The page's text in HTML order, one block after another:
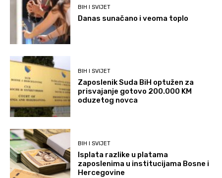
BIH I SVIJET
Danas sunačano i veoma toplo
BIH I SVIJET
Zaposlenik Suda BiH optužen za
prisvajanje gotovo 200.000 KM
oduzetog novca
BIH I SVIJET
Isplata razlike u platama
zaposlenima u institucijama Bosne i
Hercegovine